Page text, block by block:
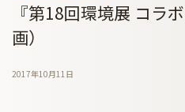
『第18回環境展 コラ
画）
2017年10月11日